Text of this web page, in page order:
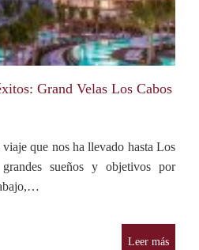
Grand Velas Los Cabos
que nos ha llevado hasta Los
sueños y objetivos por
Leer más